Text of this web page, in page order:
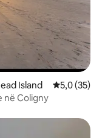
Island Vlerësimi
5,0 (35)
në Coligny